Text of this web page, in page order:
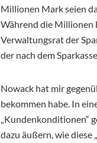
Millionen Mark seien
Während die Millionen
Verwaltungsrat der
der nach dem
Nowack hat mir
bekommen habe. In
„Kundenkonditionen“
dazu äußern, wie diese